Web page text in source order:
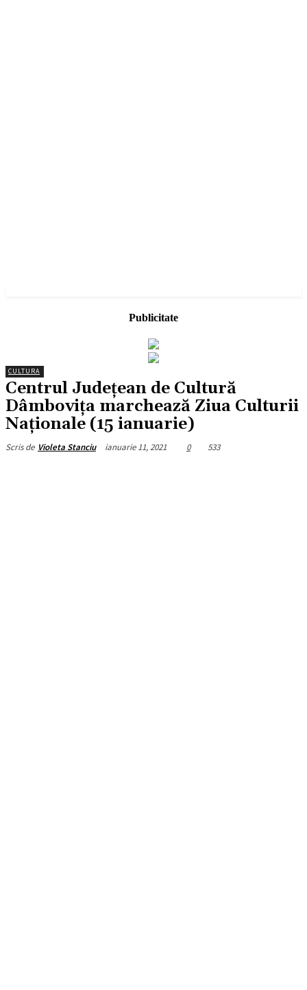
Publicitate
CULTURA
Centrul Județean de Cultură
Dâmbovița marchează Ziua Culturii
Naţionale (15 ianuarie)
Scris de Violeta Stanciu ianuarie 11, 2021 0 533